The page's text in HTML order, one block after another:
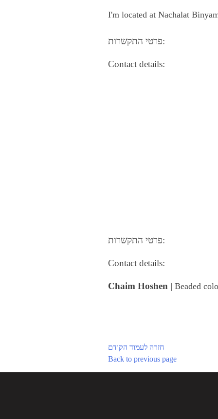
I'm located at Nachalat
פרטי התקשרות:
Contact details:
פרטי התקשרות:
Contact details:
Chaim Hoshen | Beaded
חזרה לעמוד הקודם
Back to previous page
Post